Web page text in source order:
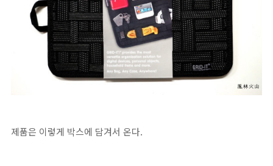
제품은 이렇게 박스에 담겨서 온다.